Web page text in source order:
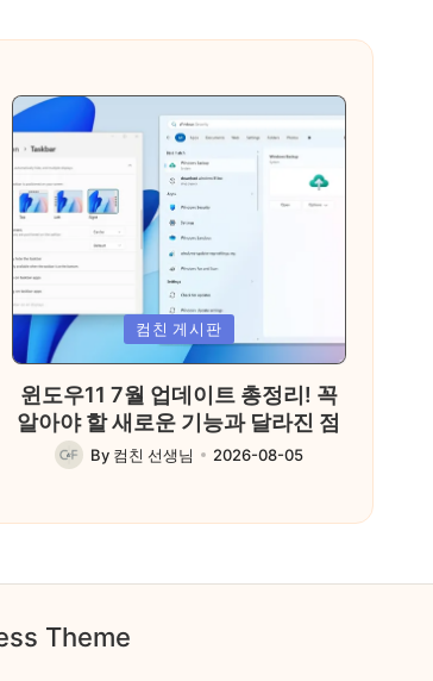
Posted
in
컴친 게시판
윈도우11 7월 업데이트 총정리! 꼭
알아야 할 새로운 기능과 달라진 점
Posted
By 컴친 선생님 2026-08-05
Theme